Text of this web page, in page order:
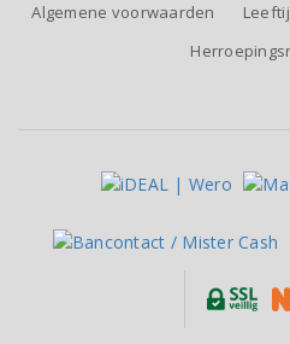
Algemene voorwaarden